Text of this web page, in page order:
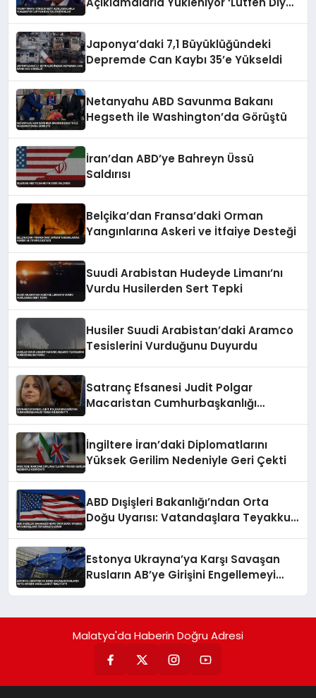
Japonya’daki 7,1 Büyüklüğündeki
Depremde Can Kaybı 35’e Yükseldi
Netanyahu ABD Savunma Bakanı
Hegseth ile Washington’da Görüştü
İran’dan ABD’ye Bahreyn Üssü
Saldırısı
Belçika’dan Fransa’daki Orman
Yangınlarına Askeri ve İtfaiye Desteği
Suudi Arabistan Hudeyde Limanı’nı
Vurdu Husilerden Sert Tepki
Husiler Suudi Arabistan’daki Aramco
Tesislerini Vurduğunu Duyurdu
Satranç Efsanesi Judit Polgar
Macaristan Cumhurbaşkanlığı
İngiltere İran’daki Diplomatlarını
Yüksek Gerilim Nedeniyle Geri Çekti
ABD Dışişleri Bakanlığı’ndan Orta
Doğu Uyarısı: Vatandaşlara Teyakkuz
Estonya Ukrayna’ya Karşı Savaşan
Rusların AB’ye Girişini Engellemeyi
Malatya'da Haberin Doğru Adresi